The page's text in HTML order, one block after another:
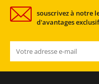
souscrivez à notre
d'avantages